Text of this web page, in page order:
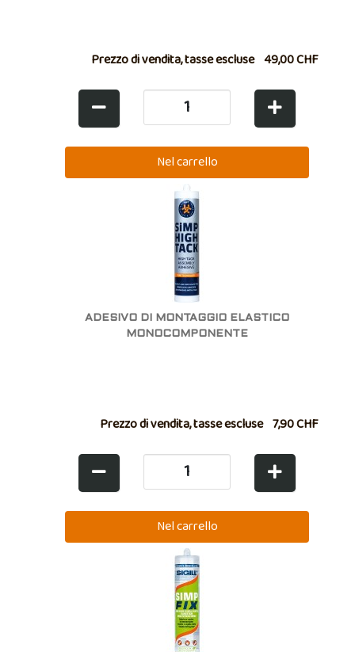
Prezzo di vendita, tasse escluse 49,00 CHF
ADESIVO DI MONTAGGIO ELASTICO
MONOCOMPONENTE
Prezzo di vendita, tasse escluse 7,90 CHF